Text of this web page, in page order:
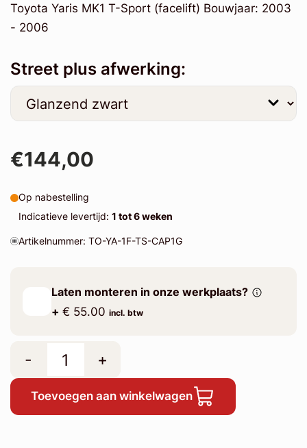
Toyota Yaris MK1 T-Sport (facelift) Bouwjaar: 2003
- 2006
Street plus afwerking:
€144,00
Op nabestelling
Indicatieve levertijd: 1 tot 6 weken
Artikelnummer: TO-YA-1F-TS-CAP1G
Laten monteren in onze werkplaats?
+ € 55.00 incl. btw
- +
Toevoegen aan winkelwagen